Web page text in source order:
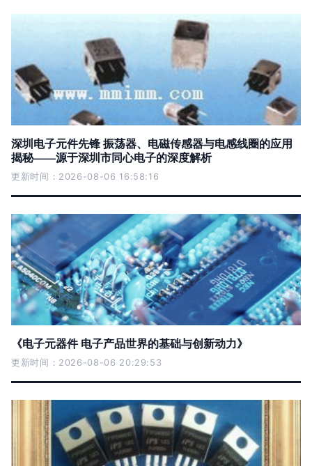
深圳电子元件先锋 振荡器、电磁传感器与电感线圈的应用
揭秘——源于深圳市同心电子的深度解析
更新时间：2026-08-06 16:58:16
《电子元器件 电子产品世界的基础与创新动力》
更新时间：2026-08-06 20:29:53